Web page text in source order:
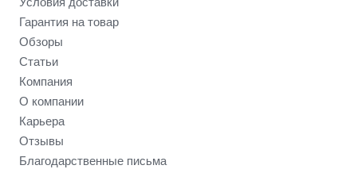
Гарантия на товар
Обзоры
Статьи
Компания
О компании
Карьера
Отзывы
Благодарственные письма